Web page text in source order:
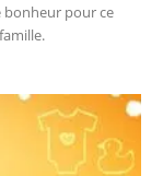
bonheur pour ce